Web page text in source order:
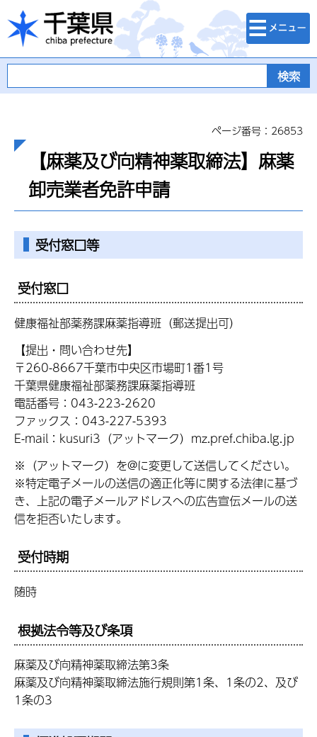
千葉県
検索・メニュ
ー
ページ番号：26853
【麻薬及び向精神薬取締法】麻薬
卸売業者免許申請
受付窓口等
受付窓口
健康福祉部薬務課麻薬指導班（郵送提出可）
【提出・問い合わせ先】
〒260-8667千葉市中央区市場町1番1号
千葉県健康福祉部薬務課麻薬指導班
電話番号：043-223-2620
ファックス：043-227-5393
E-mail：kusuri3（アットマーク）mz.pref.chiba.lg.jp
※（アットマーク）を@に変更して送信してください。
※特定電子メールの送信の適正化等に関する法律に基づ
き、上記の電子メールアドレスへの広告宣伝メールの送
信を拒否いたします。
受付時期
随時
根拠法令等及び条項
麻薬及び向精神薬取締法第3条
麻薬及び向精神薬取締法施行規則第1条、1条の2、及び
1条の3